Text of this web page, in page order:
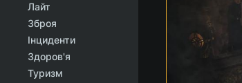
Лайт
Зброя
Інциденти
Здоров'я
Туризм